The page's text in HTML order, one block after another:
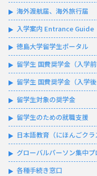
海外渡航届、海外旅行届
入学案内 Entrance Guide
徳島大学留学生ポータル
留学生 国費奨学金（入学前
留学生 国費奨学金（入学後
留学生対象の奨学金
留学生のための就職支援
日本語教育（にほんごク
グローバルパーソン集中プ
各種手続き窓口